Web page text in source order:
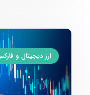
ارز دیجیتال و